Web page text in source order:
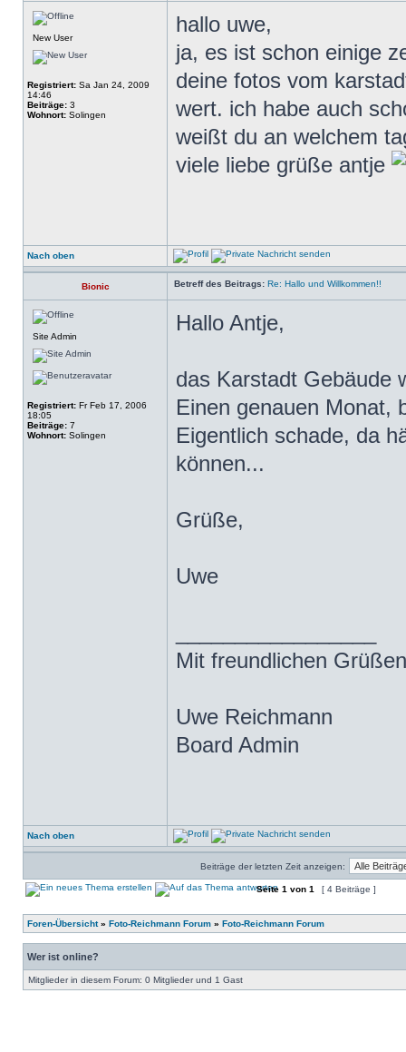
New User
Registriert: Sa Jan 24, 2009
14:46
Beiträge: 3
Wohnort: Solingen
hallo uwe,
ja, es ist schon einige
deine fotos vom
wert. ich habe auch
weißt du an welchem
viele liebe grüße antje
Nach oben
Bionic Betreff des Beitrags: Re: Hallo und Willkommen!!
Site Admin
Registriert: Fr Feb 17, 2006
18:05
Beiträge: 7
Wohnort: Solingen
Hallo Antje,
das Karstadt Gebäude
Einen genauen Monat,
Eigentlich schade, da
können...
Grüße,
Uwe
Mit freundlichen
Uwe Reichmann
Board Admin
Nach oben
Beiträge der letzten Zeit anzeigen:
Seite 1 von 1 [ 4 Beiträge ]
Foren-Übersicht» Foto-Reichmann Forum » Foto-Reichmann Forum
Wer ist online?
Mitglieder in diesem Forum: 0 Mitglieder und 1 Gast